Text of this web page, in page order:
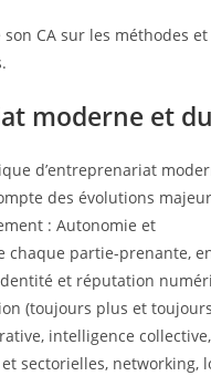
son CA sur les méthodes
moderne et
d’entreprenariat
des évolutions
: Autonomie et
chaque partie-prenante,
et réputation
(toujours plus et
intelligence
sectorielles, networking,